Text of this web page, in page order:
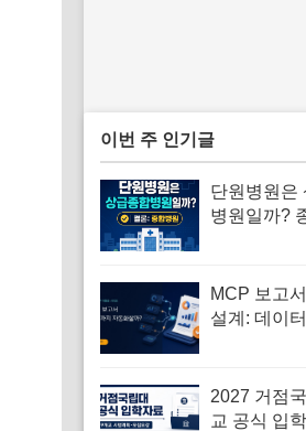
이번 주 인기글
단원병원은
병원일까?
MCP 보고
설계: 데이
2027 거점
교 공식 입